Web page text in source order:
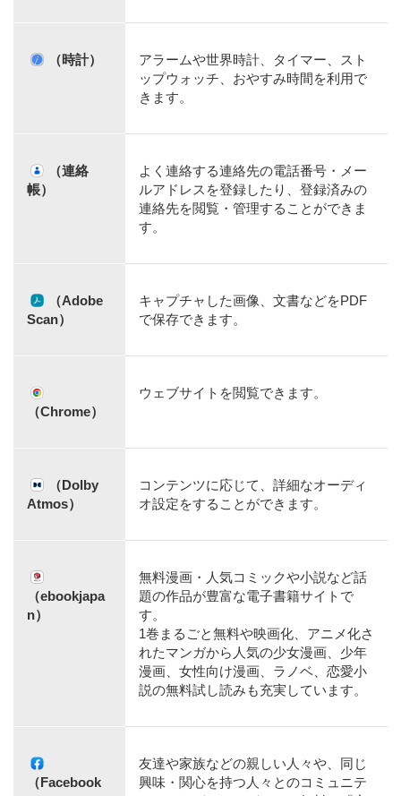
（時計）
アラームや世界時計、タイマー、スト
ップウォッチ、おやすみ時間を利用で
きます。
（連絡
帳）
よく連絡する連絡先の電話番号・メー
ルアドレスを登録したり、登録済みの
連絡先を閲覧・管理することができま
す。
（Adobe
Scan）
キャプチャした画像、文書などをPDF
で保存できます。
（Chrome）
ウェブサイトを閲覧できます。
（Dolby
Atmos）
コンテンツに応じて、詳細なオーディ
オ設定をすることができます。
（ebookjapa
n）
無料漫画・人気コミックや小説など話
題の作品が豊富な電子書籍サイトで
す。
1巻まるごと無料や映画化、アニメ化さ
れたマンガから人気の少女漫画、少年
漫画、女性向け漫画、ラノベ、恋愛小
説の無料試し読みも充実しています。
（Facebook
友達や家族などの親しい人々や、同じ
興味・関心を持つ人々とのコミュニテ